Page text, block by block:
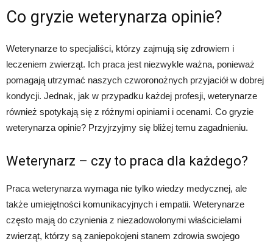
Co gryzie weterynarza opinie?
Weterynarze to specjaliści, którzy zajmują się zdrowiem i
leczeniem zwierząt. Ich praca jest niezwykle ważna, ponieważ
pomagają utrzymać naszych czworonożnych przyjaciół w dobrej
kondycji. Jednak, jak w przypadku każdej profesji, weterynarze
również spotykają się z różnymi opiniami i ocenami. Co gryzie
weterynarza opinie? Przyjrzyjmy się bliżej temu zagadnieniu.
Weterynarz – czy to praca dla każdego?
Praca weterynarza wymaga nie tylko wiedzy medycznej, ale
także umiejętności komunikacyjnych i empatii. Weterynarze
często mają do czynienia z niezadowolonymi właścicielami
zwierząt, którzy są zaniepokojeni stanem zdrowia swojego